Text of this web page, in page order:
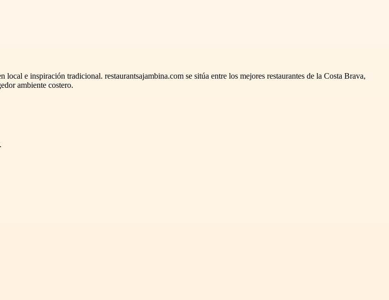
e inspiración tradicional. restaurantsajambina.com se sitúa entre los mejores restaurantes de la Costa Brava,
ambiente costero.